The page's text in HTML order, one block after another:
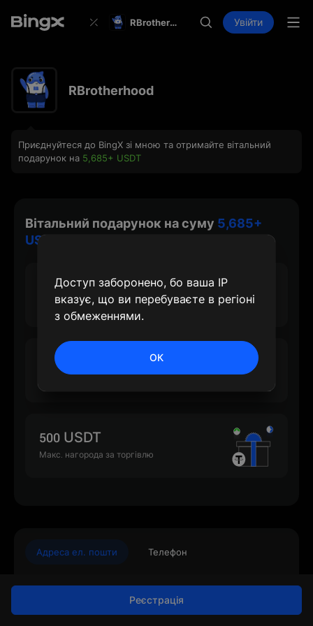
RBrotherhood Увійти
RBrotherhood
Приєднуйтеся до BingX зі мною та отримайте вітальний
подарунок на 5,685+ USDT
Вітальний подарунок на суму 5,685+
USDT
30 USDT
Макс. нагорода за створення акаунту
500 USDT
500 USDT
Макс. нагорода за торгівлю
Адреса ел. пошти Телефон
Доступ заборонено, бо ваша IP
вказує, що ви перебуваєте в регіоні
з обмеженнями.
ОК
Реєстрація